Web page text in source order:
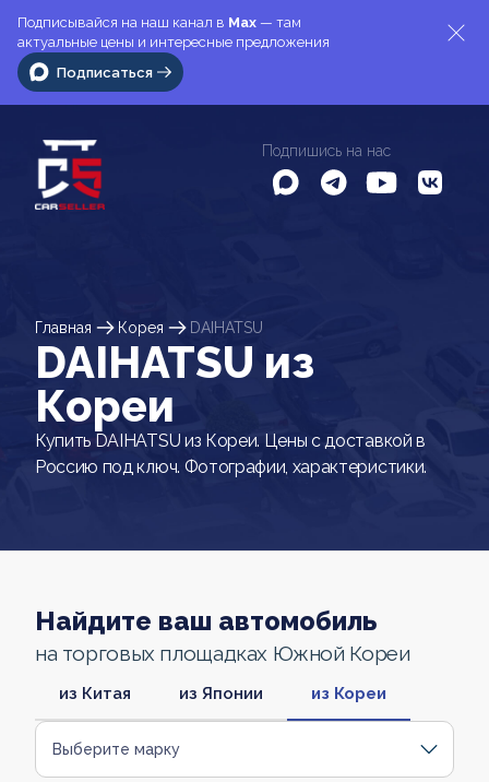
Подписывайся на наш канал в Max — там
актуальные цены и интересные предложения
Подписаться
Подпишись на нас
Главная Корея DAIHATSU
DAIHATSU из
Кореи
Купить DAIHATSU из Кореи. Цены с доставкой в
Россию под ключ. Фотографии, характеристики.
Найдите ваш автомобиль
на торговых площадках Южной Кореи
из Китая из Японии из Кореи
Выберите марку